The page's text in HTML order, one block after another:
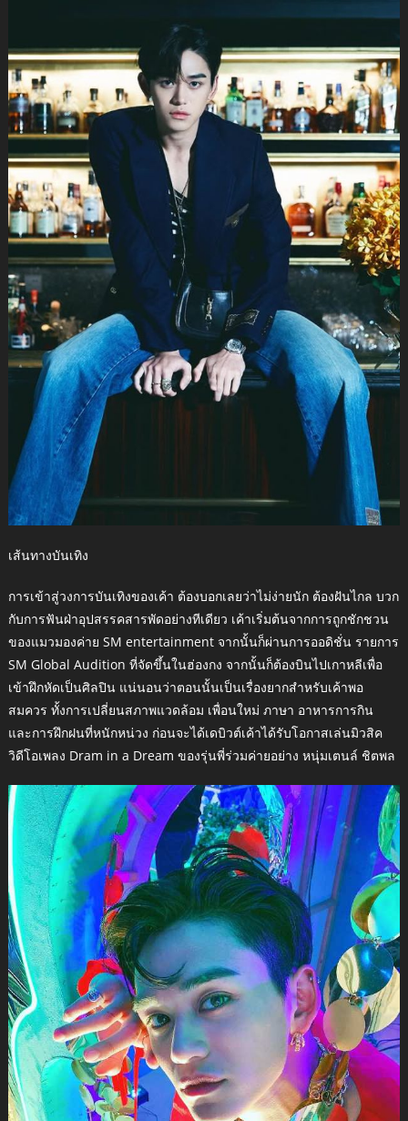
เส้นทางบันเทิง
การเข้าสู่วงการบันเทิงของเค้า ต้องบอกเลยว่าไม่ง่ายนัก ต้องฝันไกล บวก
กับการฟันฝ่าอุปสรรคสารพัดอย่างทีเดียว เค้าเริ่มต้นจากการถูกชักชวน
ของแมวมองค่าย SM entertainment จากนั้นก็ผ่านการออดิชั่น รายการ
SM Global Audition ที่จัดขึ้นในฮ่องกง จากนั้นก็ต้องบินไปเกาหลีเพื่อ
เข้าฝึกหัดเป็นศิลปิน แน่นอนว่าตอนนั้นเป็นเรื่องยากสำหรับเค้าพอ
สมควร ทั้งการเปลี่ยนสภาพแวดล้อม เพื่อนใหม่ ภาษา อาหารการกิน
และการฝึกฝนที่หนักหน่วง ก่อนจะได้เดบิวต์เค้าได้รับโอกาสเล่นมิวสิค
วิดีโอเพลง Dram in a Dream ของรุ่นพี่ร่วมค่ายอย่าง หนุ่มเตนล์ ชิตพล